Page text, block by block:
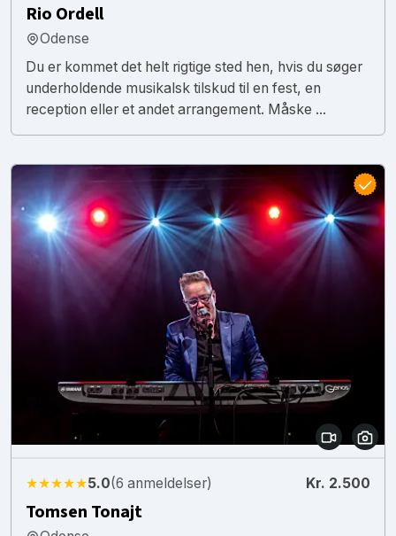
Rio Ordell
Odense
Du er kommet det helt rigtige sted hen, hvis du søger
underholdende musikalsk tilskud til en fest, en
reception eller et andet arrangement. Måske ...
★★★★★5.0(6 anmeldelser) Kr. 2.500
Tomsen Tonajt